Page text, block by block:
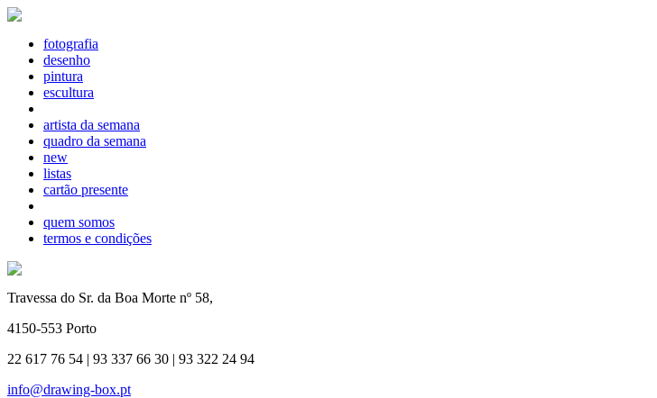
fotografia
desenho
pintura
escultura
artista da semana
quadro da semana
new
listas
cartão presente
quem somos
termos e condições
Travessa do Sr. da Boa Morte nº 58,
4150-553 Porto
22 617 76 54 | 93 337 66 30 | 93 322 24 94
info@drawing-box.pt